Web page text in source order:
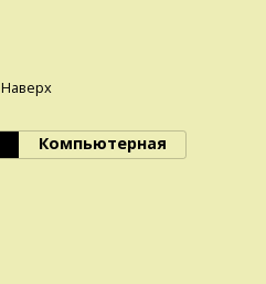
Наверх
Компьютерная